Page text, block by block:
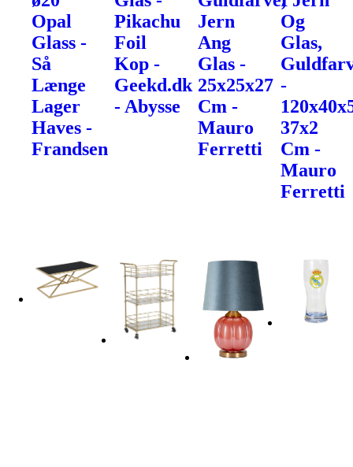
Opal
Glass -
Så
Længe
Lager
Haves -
Frandsen
Pikachu
Foil
Kop -
Geekd.dk
- Abysse
Jern
Ang
Glas -
25x25x27
Cm -
Mauro
Ferretti
Og
Glas,
-
37x2
Cm -
Mauro
Ferretti